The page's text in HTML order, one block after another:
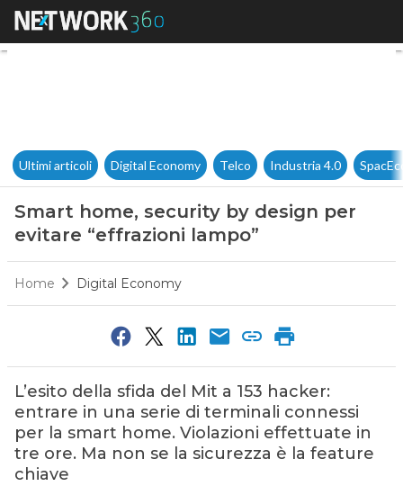
Smart home, security by
Ultimi articoli Digital Economy Telco Industria 4.0
Smart home, security by design per
evitare “effrazioni lampo”
Home Digital Economy
L’esito della sfida del Mit a 153 hacker:
entrare in una serie di terminali connessi
per la smart home. Violazioni effettuate in
tre ore. Ma non se la sicurezza è la feature
chiave